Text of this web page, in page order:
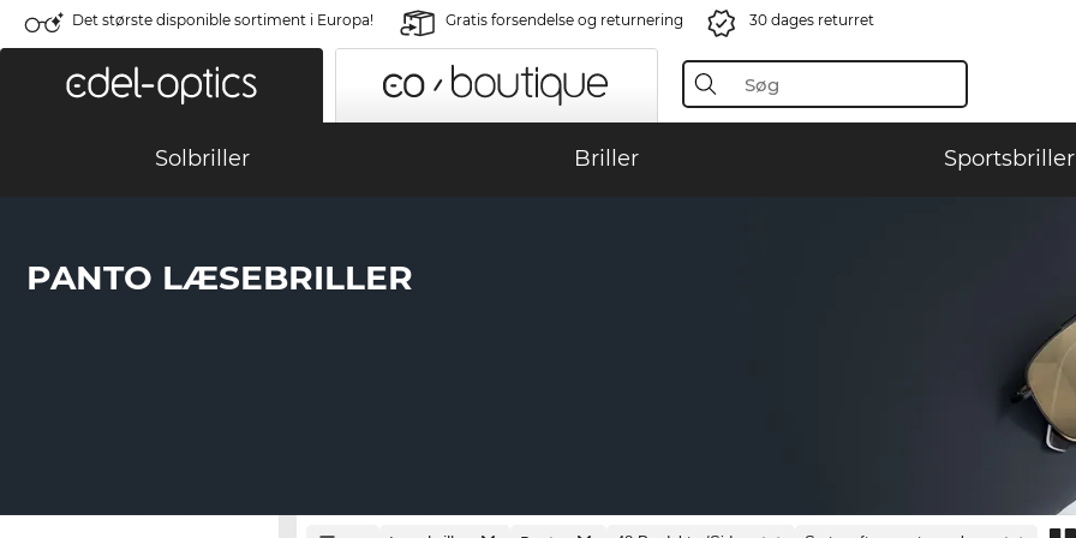
Det største disponible sortiment i Europa! Gratis forsendelse og returnering 30 dages returret
Solbriller Briller Sportsbriller
PANTO LÆSEBRILLER